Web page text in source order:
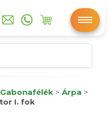
Gabonafélék > Árpa >
I. fok